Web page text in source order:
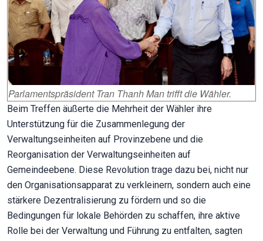
Parlamentspräsident Tran Thanh Man trifft die Wähler.
Beim Treffen äußerte die Mehrheit der Wähler ihre
Unterstützung für die Zusammenlegung der
Verwaltungseinheiten auf Provinzebene und die
Reorganisation der Verwaltungseinheiten auf
Gemeindeebene. Diese Revolution trage dazu bei, nicht nur
den Organisationsapparat zu verkleinern, sondern auch eine
stärkere Dezentralisierung zu fördern und so die
Bedingungen für lokale Behörden zu schaffen, ihre aktive
Rolle bei der Verwaltung und Führung zu entfalten, sagten